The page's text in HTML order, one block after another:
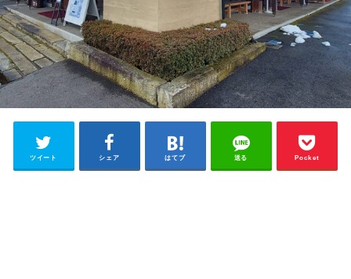
ツイート シェア はてブ 送る Pocket